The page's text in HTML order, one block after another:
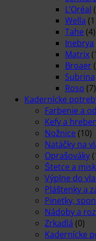
L’Oréal
Wella
Tahe (4)
Inebrya
Matrix
Broaer
Subrina
Roso (7)
Kadernícke
Farbenie a
Kefy a
Nožnice (10)
Natáčky na
Oprašováky
Štetce a
Výplne do
Pláštenky a
Pinetky,
Nádoby a
Zrkadlá (0)
Kadernícke